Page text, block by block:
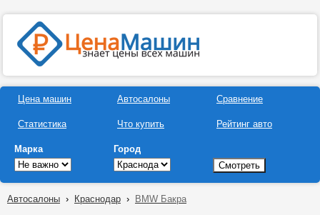
Цена машин
Статистика
Автосалоны
Что купить
Сравнение
Рейтинг авто
Марка Город
Автосалоны › Краснодар › BMW Бакра